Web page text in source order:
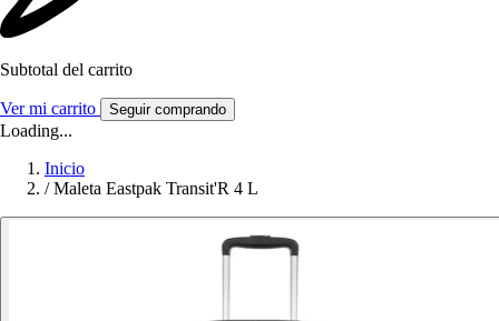
Subtotal del carrito
Ver mi carrito Seguir comprando
Loading...
Inicio
/ Maleta Eastpak Transit'R 4 L